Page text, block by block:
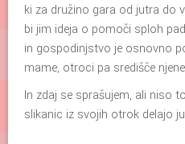
ki za družino gara od jutra do
bi jim ideja o pomoči sploh
in gospodinjstvo je osnovno
mame, otroci pa središče
In zdaj se sprašujem, ali niso
slikanic iz svojih otrok delajo